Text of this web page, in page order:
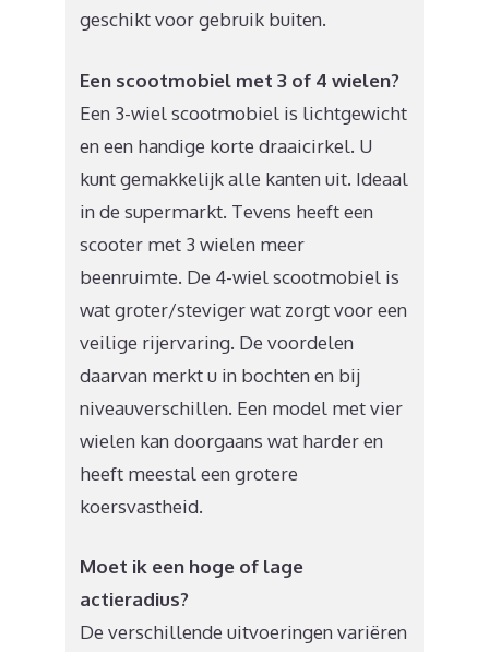
geschikt voor gebruik buiten.
Een scootmobiel met 3 of 4 wielen?
Een 3-wiel scootmobiel is lichtgewicht
en een handige korte draaicirkel. U
kunt gemakkelijk alle kanten uit. Ideaal
in de supermarkt. Tevens heeft een
scooter met 3 wielen meer
beenruimte. De 4-wiel scootmobiel is
wat groter/steviger wat zorgt voor een
veilige rijervaring. De voordelen
daarvan merkt u in bochten en bij
niveauverschillen. Een model met vier
wielen kan doorgaans wat harder en
heeft meestal een grotere
koersvastheid.
Moet ik een hoge of lage
actieradius?
De verschillende uitvoeringen variëren